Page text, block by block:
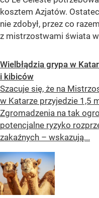
kosztem Azjatów.
nie zdobył, przez co
z mistrzostwami świata
Wielbłądzia grypa w
i kibiców
Szacuje się, że na
w Katarze przyjedzie 1,5
Zgromadzenia na tak
potencjalne ryzyko
zakaźnych – wskazują...